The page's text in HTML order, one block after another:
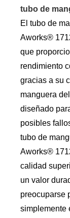
tubo de
El tubo de
Aworks®
que
rendimiento
gracias a su
manguera
diseñado
posibles
tubo de
Aworks®
calidad
un valor
preocuparse
simplemente